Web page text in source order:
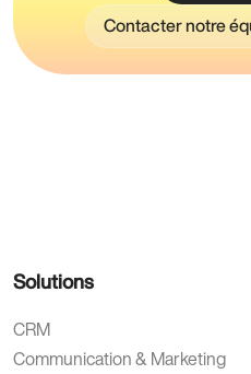
Contacter notre
Solutions
CRM
Communication & Marketing